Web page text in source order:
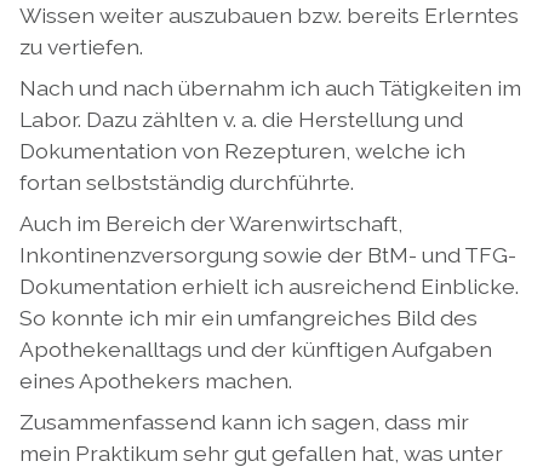
Wissen weiter auszubauen bzw. bereits Erlerntes
zu vertiefen.
Nach und nach übernahm ich auch Tätigkeiten im
Labor. Dazu zählten v. a. die Herstellung und
Dokumentation von Rezepturen, welche ich
fortan selbstständig durchführte.
Auch im Bereich der Warenwirtschaft,
Inkontinenzversorgung sowie der BtM- und TFG-
Dokumentation erhielt ich ausreichend Einblicke.
So konnte ich mir ein umfangreiches Bild des
Apothekenalltags und der künftigen Aufgaben
eines Apothekers machen.
Zusammenfassend kann ich sagen, dass mir
mein Praktikum sehr gut gefallen hat, was unter